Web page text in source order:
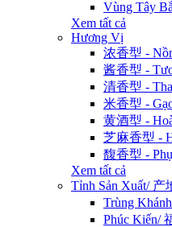
Vùng Tây
Xem tất cả
Hương Vị
浓香型 -
酱香型 -
清香型 -
米香型 -
黄酒型 -
芝麻香型 -
馥香型 -
Xem tất cả
Tỉnh Sản Xuất/ 产
Trùng
Phúc Kiến/